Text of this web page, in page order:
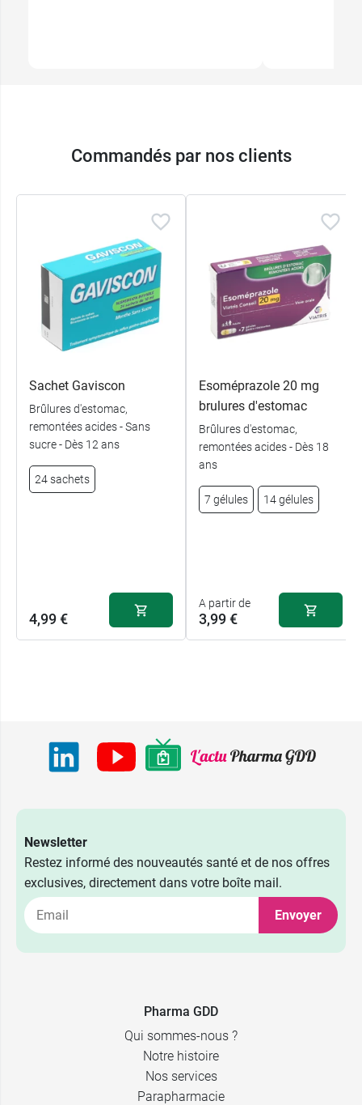
Commandés par nos clients
Sachet Gaviscon
Brûlures d'estomac,
remontées acides - Sans
sucre - Dès 12 ans
24 sachets
4,99 €
Esoméprazole 20 mg
brulures d'estomac
Brûlures d'estomac,
remontées acides - Dès 18
ans
7 gélules 14 gélules
A partir de
3,99 €
Newsletter
Restez informé des nouveautés santé et de nos offres
exclusives, directement dans votre boîte mail.
Envoyer
Pharma GDD
Qui sommes-nous ?
Notre histoire
Nos services
Parapharmacie